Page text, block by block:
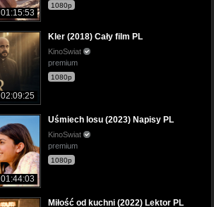
01:15:53
1080p
02:09:25
Kler (2018) Cały film PL
KinoSwiat
premium
1080p
01:44:03
Uśmiech losu (2023) Napisy PL
KinoSwiat
premium
1080p
Miłość od kuchni (2022) Lektor PL